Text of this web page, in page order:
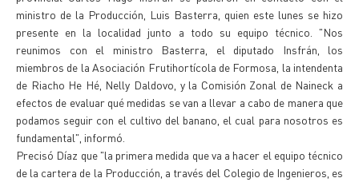
ministro de la Producción, Luis Basterra, quien este lunes se hizo
presente en la localidad junto a todo su equipo técnico. "Nos
reunimos con el ministro Basterra, el diputado Insfrán, los
miembros de la Asociación Frutihortícola de Formosa, la intendenta
de Riacho He Hé, Nelly Daldovo, y la Comisión Zonal de Naineck a
efectos de evaluar qué medidas se van a llevar a cabo de manera que
podamos seguir con el cultivo del banano, el cual para nosotros es
fundamental", informó.
Precisó Díaz que "la primera medida que va a hacer el equipo técnico
de la cartera de la Producción, a través del Colegio de Ingenieros, es